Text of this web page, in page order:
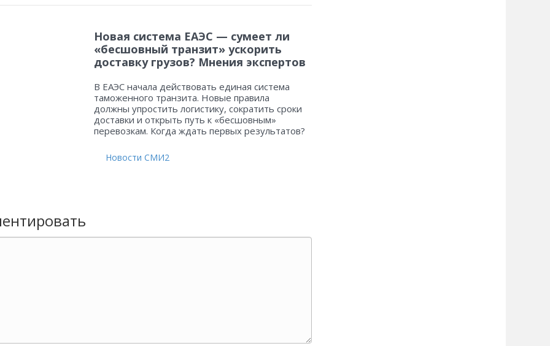
Новая система ЕАЭС — сумеет ли
«бесшовный транзит» ускорить
доставку грузов? Мнения экспертов
В ЕАЭС начала действовать единая система
таможенного транзита. Новые правила
должны упростить логистику, сократить сроки
доставки и открыть путь к «бесшовным»
перевозкам. Когда ждать первых результатов?
Новости СМИ2